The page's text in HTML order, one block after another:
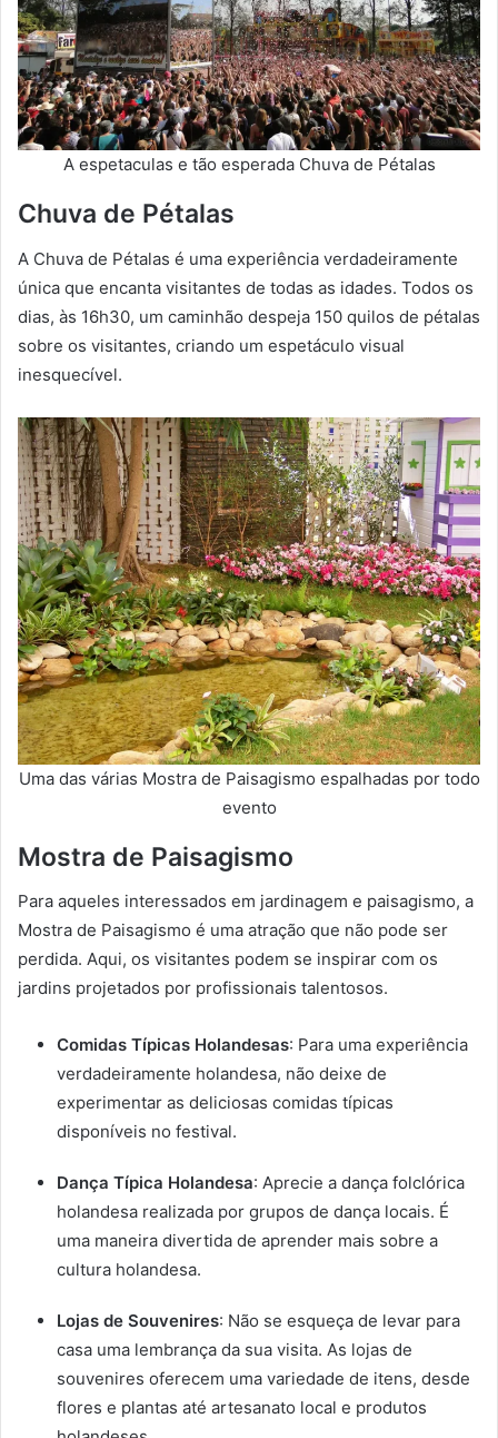
A espetaculas e tão esperada Chuva de Pétalas
Chuva de Pétalas
A Chuva de Pétalas é uma experiência verdadeiramente
única que encanta visitantes de todas as idades. Todos os
dias, às 16h30, um caminhão despeja 150 quilos de pétalas
sobre os visitantes, criando um espetáculo visual
inesquecível.
Uma das várias Mostra de Paisagismo espalhadas por todo
evento
Mostra de Paisagismo
Para aqueles interessados em jardinagem e paisagismo, a
Mostra de Paisagismo é uma atração que não pode ser
perdida. Aqui, os visitantes podem se inspirar com os
jardins projetados por profissionais talentosos.
Comidas Típicas Holandesas: Para uma experiência
verdadeiramente holandesa, não deixe de
experimentar as deliciosas comidas típicas
disponíveis no festival.
Dança Típica Holandesa: Aprecie a dança folclórica
holandesa realizada por grupos de dança locais. É
uma maneira divertida de aprender mais sobre a
cultura holandesa.
Lojas de Souvenires: Não se esqueça de levar para
casa uma lembrança da sua visita. As lojas de
souvenires oferecem uma variedade de itens, desde
flores e plantas até artesanato local e produtos